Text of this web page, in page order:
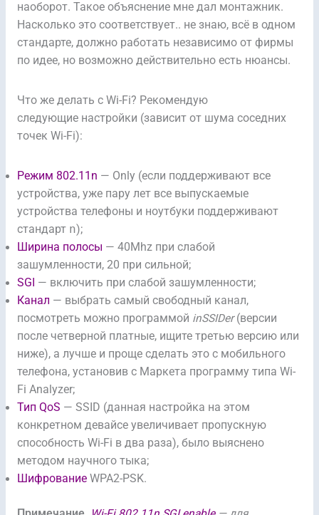
наоборот. Такое объяснение мне дал монтажник.
Насколько это соответствует.. не знаю, всё в одном
стандарте, должно работать независимо от фирмы
по идее, но возможно действительно есть нюансы.
Что же делать с Wi-Fi? Рекомендую
следующие настройки (зависит от шума соседних
точек Wi-Fi):
Режим 802.11n — Only (если поддерживают все
устройства, уже пару лет все выпускаемые
устройства телефоны и ноутбуки поддерживают
стандарт n);
Ширина полосы — 40Mhz при слабой
зашумленности, 20 при сильной;
SGI — включить при слабой зашумленности;
Канал — выбрать самый свободный канал,
посмотреть можно программой inSSIDer(версии
после четверной платные, ищите третью версию или
ниже), а лучше и проще сделать это с мобильного
телефона, установив с Маркета программу типа Wi-
Fi Analyzer;
Тип QoS — SSID (данная настройка на этом
конкретном девайсе увеличивает пропускную
способность Wi-Fi в два раза), было выяснено
методом научного тыка;
ШифрованиеWPA2-PSK.